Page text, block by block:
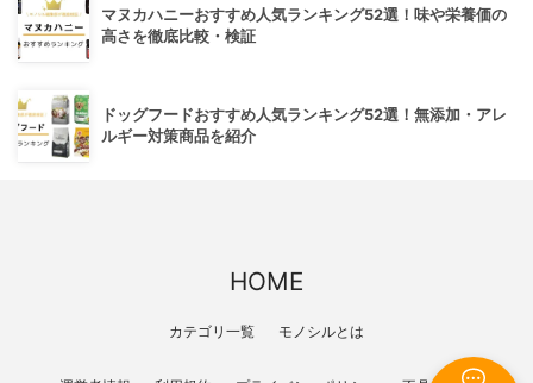
マヌカハニーおすすめ人気ランキング52選！味や栄養価の
高さを徹底比較・検証
ドッグフードおすすめ人気ランキング52選！無添加・アレ
ルギー対策商品を紹介
HOME
カテゴリ一覧 モノシルとは